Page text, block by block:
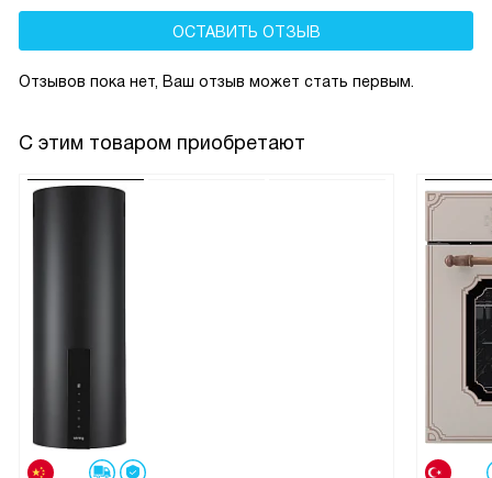
ОСТАВИТЬ ОТЗЫВ
Отзывов пока нет, Ваш отзыв может стать первым.
С этим товаром приобретают